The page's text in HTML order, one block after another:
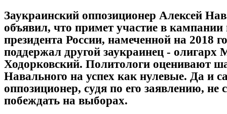
Заукраинский оппозиционер Алексей
объявил, что примет участие в
президента России, намеченной на 2018
поддержал другой заукраинец - олигарх
Ходорковский. Политологи оценивают
Навального на успех как нулевые. Да и
оппозиционер, судя по его заявлению, не
побеждать на выборах.